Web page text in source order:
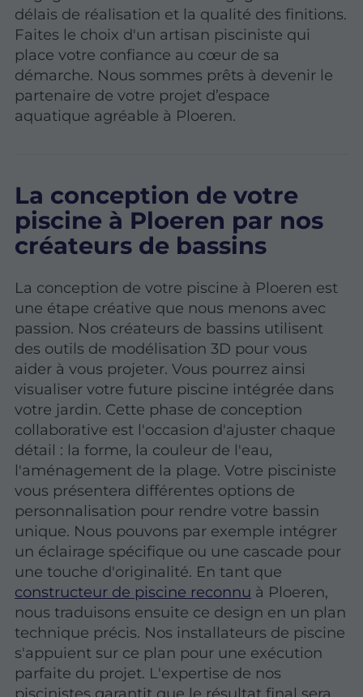
délais de réalisation et la qualité des finitions.
Faites le choix d'un artisan pisciniste qui
place votre confiance au cœur de sa
démarche. Nous sommes prêts à devenir le
partenaire de votre projet d’espace
aquatique agréable à Ploeren.
La conception de votre
piscine à Ploeren par nos
créateurs de bassins
La conception de votre piscine à Ploeren est
une étape créative que nous menons avec
passion. Nos créateurs de bassins utilisent
des outils de modélisation 3D pour vous
aider à vous projeter. Vous pourrez ainsi
visualiser votre future piscine intégrée dans
votre jardin. Cette phase de conception
collaborative est l'occasion d'ajuster chaque
détail : la forme, la couleur de l'eau,
l'aménagement de la plage. Votre pisciniste
vous présentera différentes options de
personnalisation pour rendre votre bassin
unique. Nous pouvons par exemple intégrer
un éclairage spécifique ou une cascade pour
une touche d'originalité. En tant que
constructeur de piscine reconnu à Ploeren,
nous traduisons ensuite ce design en un plan
technique précis. Nos installateurs de piscine
s'appuient sur ce plan pour une exécution
parfaite du projet. L'expertise de nos